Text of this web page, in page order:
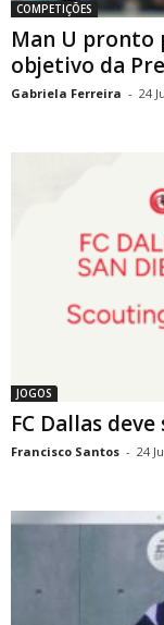
COMPETIÇÕES
Man U pronto
objetivo da
Gabriela Ferreira - 24
JOGOS
FC Dallas
Francisco Santos - 24